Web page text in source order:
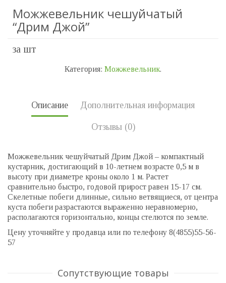
Можжевельник чешуйчатый
“Дрим Джой”
за шт
Категория: Можжевельник.
Описание Дополнительная информация
Отзывы (0)
Можжевельник чешуйчатый Дрим Джой – компактный
кустарник, достигающий в 10-летнем возрасте 0,5 м в
высоту при диаметре кроны около 1 м. Растет
сравнительно быстро, годовой прирост равен 15-17 см.
Скелетные побеги длинные, сильно ветвящиеся, от центра
куста побеги разрастаются выраженно неравномерно,
располагаются горизонтально, концы стелются по земле.
Цену уточняйте у продавца или по телефону 8(4855)55-56-
57
Сопутствующие товары